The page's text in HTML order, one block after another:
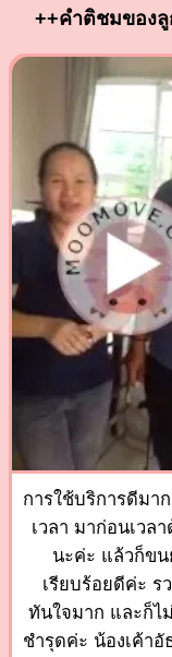
++คำติชมของ
การใช้บริการดีมา
เวลา มาก่อนเวล
นะค่ะ แล้วก็ขน
เรียบร้อยดีค่ะ ร
ทันใจมาก และก็ไ
ชำรุดค่ะ น้องเค้าอั